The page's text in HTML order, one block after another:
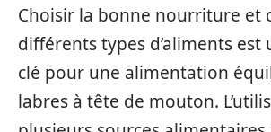
Choisir la bonne nourriture et
différents types d’aliments est
clé pour une alimentation
labres à tête de mouton.